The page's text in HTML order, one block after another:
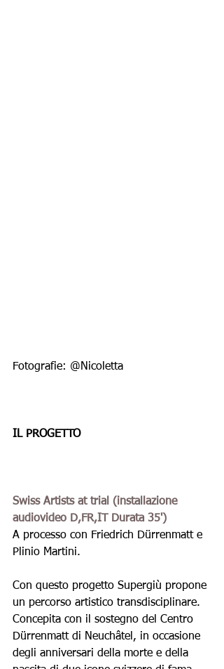
Fotografie: @Nicoletta
IL PROGETTO
Swiss Artists at trial (installazione
audiovideo D,FR,IT Durata 35')
A processo con Friedrich Dürrenmatt e
Plinio Martini.
Con questo progetto Supergiù propone
un percorso artistico transdisciplinare.
Concepita con il sostegno del Centro
Dürrenmatt di Neuchâtel, in occasione
degli anniversari della morte e della